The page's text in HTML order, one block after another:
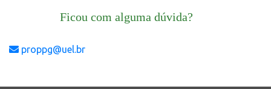
Ficou com alguma dúvida?
proppg@uel.br